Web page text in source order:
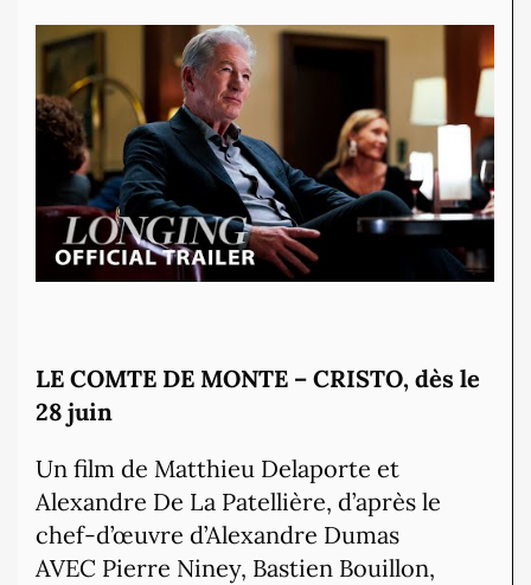
LE COMTE DE MONTE – CRISTO, dès le
28 juin
Un film de Matthieu Delaporte et
Alexandre De La Patellière, d’après le
chef-d’œuvre d’Alexandre Dumas
AVEC Pierre Niney, Bastien Bouillon,